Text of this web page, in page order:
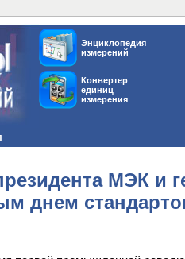
Энциклопедия
измерений
Конвертер
единиц
измерения
МЭК и
днем